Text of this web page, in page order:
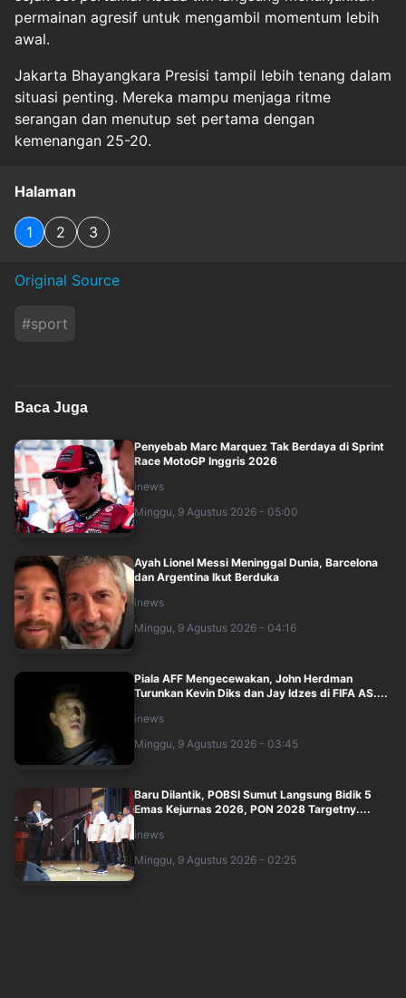
permainan agresif untuk mengambil momentum lebih
awal.
Jakarta Bhayangkara Presisi tampil lebih tenang dalam
situasi penting. Mereka mampu menjaga ritme
serangan dan menutup set pertama dengan
kemenangan 25-20.
Halaman
1 2 3
Original Source
#sport
Baca Juga
Penyebab Marc Marquez Tak Berdaya di Sprint
Race MotoGP Inggris 2026
inews
Minggu, 9 Agustus 2026 - 05:00
Ayah Lionel Messi Meninggal Dunia, Barcelona
dan Argentina Ikut Berduka
inews
Minggu, 9 Agustus 2026 - 04:16
Piala AFF Mengecewakan, John Herdman
Turunkan Kevin Diks dan Jay Idzes di FIFA AS....
inews
Minggu, 9 Agustus 2026 - 03:45
Baru Dilantik, POBSI Sumut Langsung Bidik 5
Emas Kejurnas 2026, PON 2028 Targetny....
inews
Minggu, 9 Agustus 2026 - 02:25